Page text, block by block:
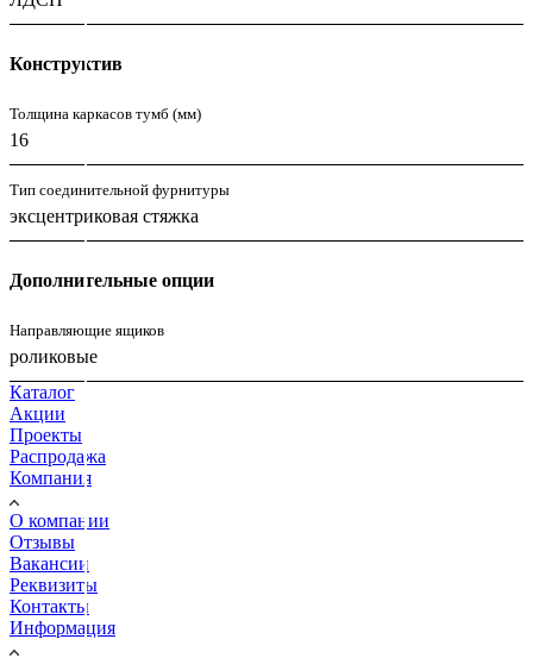
Конструктив
Толщина каркасов тумб (мм)
16
Тип соединительной фурнитуры
эксцентриковая стяжка
Дополнительные опции
Направляющие ящиков
роликовые
Каталог
Акции
Проекты
Распродажа
Компания
О компании
Отзывы
Вакансии
Реквизиты
Контакты
Информация